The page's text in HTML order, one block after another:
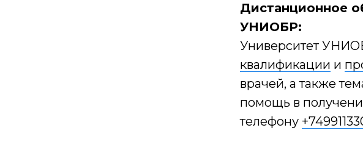
Дистанционное
УНИОБР:
Университет
квалификации и
врачей, а также
помощь в
телефону